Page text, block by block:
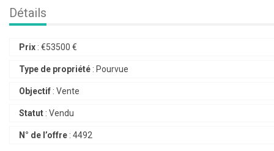
Détails
Prix : €53500 €
Type de propriété : Pourvue
Objectif : Vente
Statut : Vendu
N° de l’offre : 4492